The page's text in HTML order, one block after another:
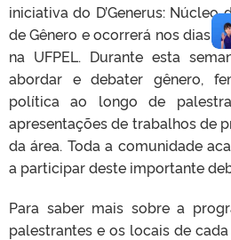
iniciativa do D’Generus: Núcleo
de Gênero e ocorrerá nos dias
na UFPEL. Durante esta
abordar e debater gênero,
política ao longo de
apresentações de trabalhos de
da área. Toda a comunidade
a participar deste importante
Para saber mais sobre a
palestrantes e os locais de